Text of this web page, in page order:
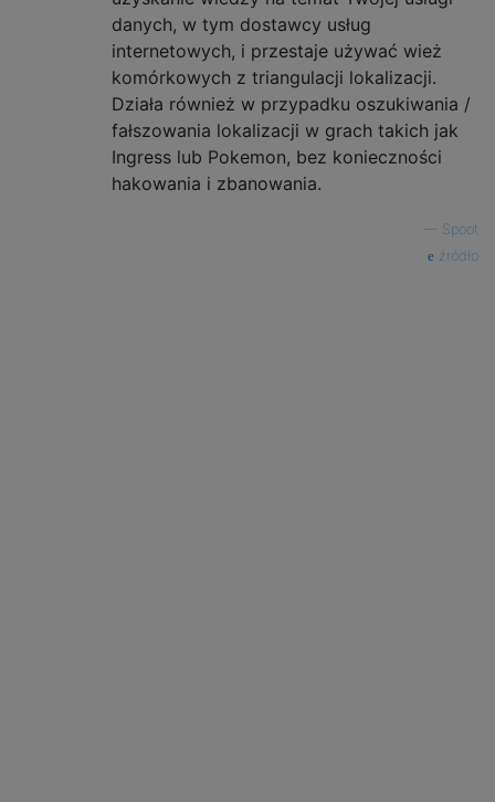
danych, w tym dostawcy usług
internetowych, i przestaje używać wież
komórkowych z triangulacji lokalizacji.
Działa również w przypadku oszukiwania /
fałszowania lokalizacji w grach takich jak
Ingress lub Pokemon, bez konieczności
hakowania i zbanowania.
Spoot
źródło